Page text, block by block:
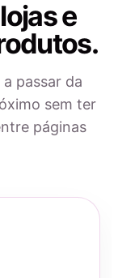
e
passar da
sem ter
páginas